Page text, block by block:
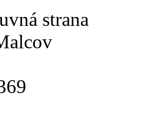
strana